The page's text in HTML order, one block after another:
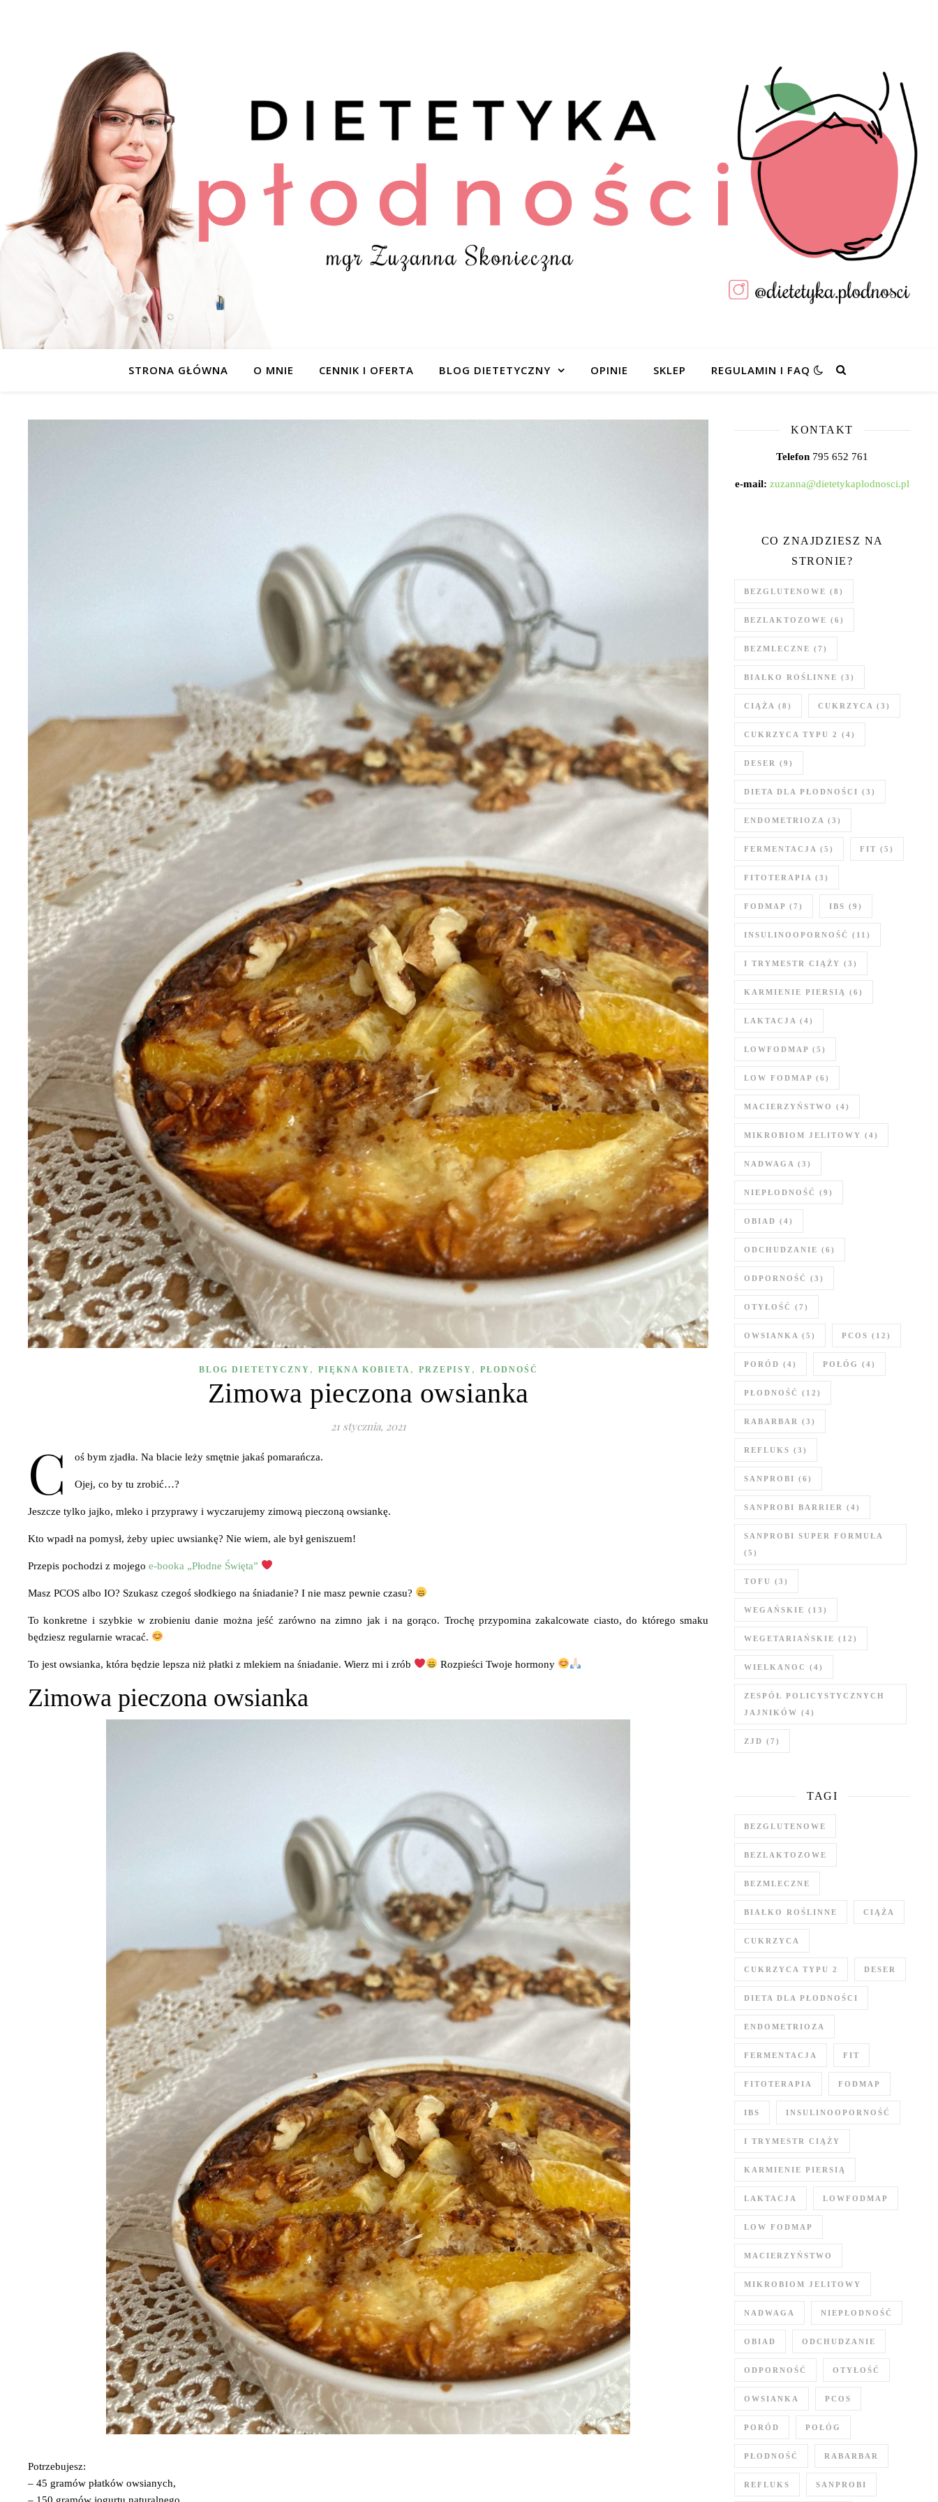
STRONA GŁÓWNA O MNIE CENNIK I OFERTA BLOG DIETETYCZNY OPINIE SKLEP REGULAMIN I FAQ
BLOG DIETETYCZNY , PIĘKNA KOBIETA , PRZEPISY , PŁODNOŚĆ
Zimowa pieczona owsianka
21 stycznia, 2021
C oś bym zjadła. Na blacie leży smętnie jakaś pomarańcza.
Ojej, co by tu zrobić…?
Jeszcze tylko jajko, mleko i przyprawy i wyczarujemy zimową pieczoną owsiankę.
Kto wpadł na pomysł, żeby upiec uwsiankę? Nie wiem, ale był geniszuem!
Przepis pochodzi z mojego e-booka „Płodne Święta”
Masz PCOS albo IO? Szukasz czegoś słodkiego na śniadanie? I nie masz pewnie czasu?
To konkretne i szybkie w zrobieniu danie można jeść zarówno na zimno jak i na gorąco. Trochę przypomina zakalcowate ciasto, do którego smaku
będziesz regularnie wracać.
To jest owsianka, która będzie lepsza niż płatki z mlekiem na śniadanie. Wierz mi i zrób Rozpieści Twoje hormony
Zimowa pieczona owsianka
Potrzebujesz:
– 45 gramów płatków owsianych,
KONTAKT
Telefon 795 652 761
e-mail: zuzanna@dietetykaplodnosci.pl
CO ZNAJDZIESZ NA
STRONIE?
BEZGLUTENOWE (8)
BEZLAKTOZOWE (6)
BEZMLECZNE (7)
BIAŁKO ROŚLINNE (3)
CIĄŻA (8) CUKRZYCA (3)
CUKRZYCA TYPU 2 (4)
DESER (9)
DIETA DLA PŁODNOŚCI (3)
ENDOMETRIOZA (3)
FERMENTACJA (5) FIT (5)
FITOTERAPIA (3)
FODMAP (7) IBS (9)
INSULINOOPORNOŚĆ (11)
I TRYMESTR CIĄŻY (3)
KARMIENIE PIERSIĄ (6)
LAKTACJA (4)
LOWFODMAP (5)
LOW FODMAP (6)
MACIERZYŃSTWO (4)
MIKROBIOM JELITOWY (4)
NADWAGA (3)
NIEPŁODNOŚĆ (9)
OBIAD (4)
ODCHUDZANIE (6)
ODPORNOŚĆ (3)
OTYŁOŚĆ (7)
OWSIANKA (5) PCOS (12)
PORÓD (4) POŁÓG (4)
PŁODNOŚĆ (12)
RABARBAR (3)
REFLUKS (3)
SANPROBI (6)
SANPROBI BARRIER (4)
SANPROBI SUPER FORMUŁA
(5)
TOFU (3)
WEGAŃSKIE (13)
WEGETARIAŃSKIE (12)
WIELKANOC (4)
ZESPÓŁ POLICYSTYCZNYCH
JAJNIKÓW (4)
ZJD (7)
TAGI
BEZGLUTENOWE
BEZLAKTOZOWE
BEZMLECZNE
BIAŁKO ROŚLINNE CIĄŻA
CUKRZYCA
CUKRZYCA TYPU 2 DESER
DIETA DLA PŁODNOŚCI
ENDOMETRIOZA
FERMENTACJA FIT
FITOTERAPIA FODMAP
IBS INSULINOOPORNOŚĆ
I TRYMESTR CIĄŻY
KARMIENIE PIERSIĄ
LAKTACJA LOWFODMAP
LOW FODMAP
MACIERZYŃSTWO
MIKROBIOM JELITOWY
NADWAGA NIEPŁODNOŚĆ
OBIAD ODCHUDZANIE
ODPORNOŚĆ OTYŁOŚĆ
OWSIANKA PCOS
PORÓD POŁÓG
PŁODNOŚĆ RABARBAR
REFLUKS SANPROBI